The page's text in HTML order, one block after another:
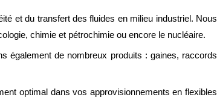
et du transfert des fluides en milieu industriel. Nous
chimie et pétrochimie ou encore le nucléaire.
également de nombreux produits : gaines, raccords
optimal dans vos approvisionnements en flexibles